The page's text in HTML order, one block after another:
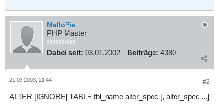
MelloPie
PHP Master
Dabei seit: 03.01.2002 Beiträge: 4380
#2
21.03.2003, 21:44
ALTER [IGNORE] TABLE tbl_name alter_spec [, alter_spec ...]